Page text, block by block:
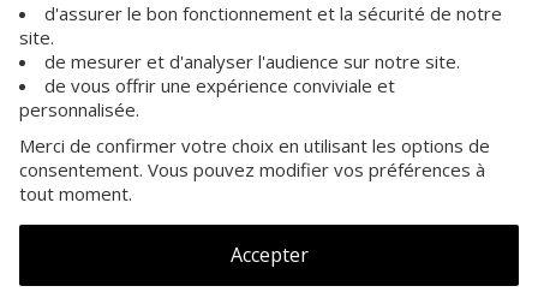
A PROPOS
INFORMATIONS
d'assurer le bon fonctionnement et la sécurité de notre
site.
de mesurer et d'analyser l'audience sur notre site.
de vous offrir une expérience conviviale et
personnalisée.
Merci de confirmer votre choix en utilisant les options de
consentement. Vous pouvez modifier vos préférences à
tout moment.
Accepter